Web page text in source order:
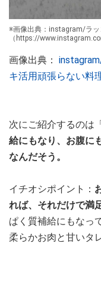
※画像出典：instagram/ラッ
（https://
画像出典：
キ活用頑張らない料
次にご紹介するのは
給にもなり、お腹に
なんだそう。
イチオシポイント：
れば、それだけで満
ぱく質補給にもなっ
柔らかお肉と甘いタ